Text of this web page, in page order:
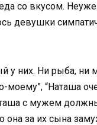
со вкусом.
девушки
у них. Ни рыба, ни
моему”, “Наташа
с мужем
она за их сына